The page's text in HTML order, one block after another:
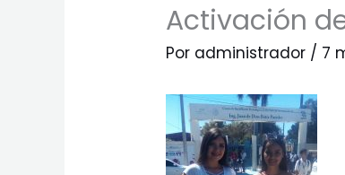
Activación
Por administrador / 7